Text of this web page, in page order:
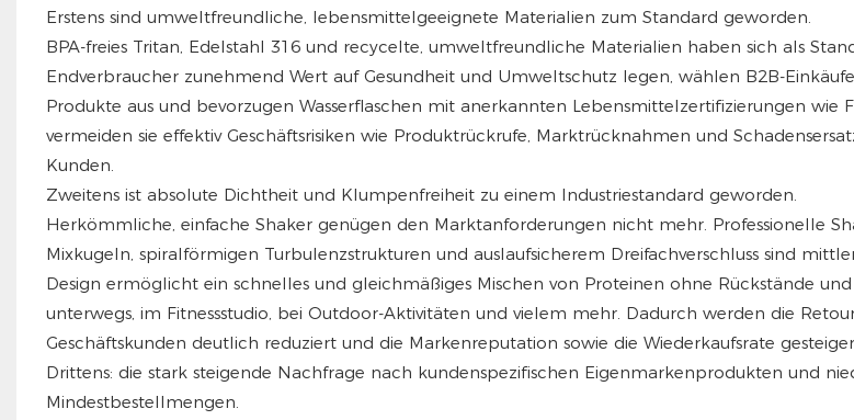
Erstens sind umweltfreundliche, lebensmittelgeeignete Materialien zum Standard geworden.
BPA-freies Tritan, Edelstahl 316 und recycelte, umweltfreundliche Materialien haben sich als
Endverbraucher zunehmend Wert auf Gesundheit und Umweltschutz legen, wählen B2B-
Produkte aus und bevorzugen Wasserflaschen mit anerkannten Lebensmittelzertifizierungen wie
vermeiden sie effektiv Geschäftsrisiken wie Produktrückrufe, Marktrücknahmen und
Kunden.
Zweitens ist absolute Dichtheit und Klumpenfreiheit zu einem Industriestandard geworden.
Herkömmliche, einfache Shaker genügen den Marktanforderungen nicht mehr. Professionelle
Mixkugeln, spiralförmigen Turbulenzstrukturen und auslaufsicherem Dreifachverschluss sind
Design ermöglicht ein schnelles und gleichmäßiges Mischen von Proteinen ohne Rückstände
unterwegs, im Fitnessstudio, bei Outdoor-Aktivitäten und vielem mehr. Dadurch werden die
Geschäftskunden deutlich reduziert und die Markenreputation sowie die Wiederkaufsrate
Drittens: die stark steigende Nachfrage nach kundenspezifischen Eigenmarkenprodukten und
Mindestbestellmengen.